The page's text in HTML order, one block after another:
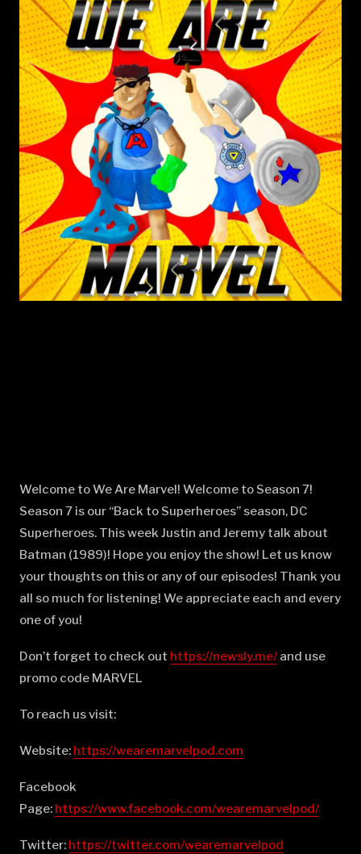
Welcome to We Are Marvel! Welcome to Season 7!
Season 7 is our “Back to Superheroes” season, DC
Superheroes. This week Justin and Jeremy talk about
Batman (1989)! Hope you enjoy the show! Let us know
your thoughts on this or any of our episodes! Thank you
all so much for listening! We appreciate each and every
one of you!
Don’t forget to check out ⁠⁠⁠⁠⁠⁠⁠⁠⁠⁠⁠⁠⁠⁠⁠⁠⁠⁠⁠⁠⁠⁠⁠⁠⁠⁠⁠⁠⁠⁠⁠⁠⁠⁠⁠⁠⁠⁠⁠⁠⁠⁠⁠⁠⁠⁠⁠⁠⁠⁠⁠⁠⁠⁠⁠⁠⁠⁠⁠⁠⁠⁠⁠⁠https://newsly.me/⁠⁠⁠⁠⁠⁠⁠⁠⁠⁠⁠⁠⁠⁠⁠⁠⁠⁠⁠⁠⁠⁠⁠⁠⁠⁠⁠⁠⁠⁠⁠⁠⁠⁠⁠⁠⁠⁠⁠⁠⁠⁠⁠⁠⁠⁠⁠⁠⁠⁠⁠⁠⁠⁠⁠⁠⁠⁠⁠⁠⁠⁠⁠⁠ and use
promo code MARVEL
To reach us visit:
Website: ⁠⁠⁠⁠⁠⁠⁠⁠⁠⁠⁠⁠⁠⁠⁠⁠⁠⁠⁠⁠⁠⁠⁠⁠⁠⁠⁠⁠⁠⁠⁠⁠⁠⁠⁠⁠⁠⁠⁠⁠⁠⁠⁠⁠⁠⁠⁠⁠⁠⁠⁠⁠⁠⁠⁠⁠⁠⁠⁠⁠⁠⁠⁠⁠https://wearemarvelpod.com⁠⁠⁠⁠⁠⁠⁠⁠⁠⁠⁠⁠⁠⁠⁠⁠⁠⁠⁠⁠⁠⁠⁠⁠⁠⁠⁠⁠⁠⁠⁠⁠⁠⁠⁠⁠⁠⁠⁠⁠⁠⁠⁠⁠⁠⁠⁠⁠⁠⁠⁠⁠⁠⁠⁠⁠⁠⁠⁠⁠⁠⁠⁠⁠
Facebook
Page: ⁠⁠⁠⁠⁠⁠⁠⁠⁠⁠⁠⁠⁠⁠⁠⁠⁠⁠⁠⁠⁠⁠⁠⁠⁠⁠⁠⁠⁠⁠⁠⁠⁠⁠⁠⁠⁠⁠⁠⁠⁠⁠⁠⁠⁠⁠⁠⁠⁠⁠⁠⁠⁠⁠⁠⁠⁠⁠⁠⁠⁠⁠⁠⁠https://www.facebook.com/wearemarvelpod/⁠⁠⁠⁠⁠⁠⁠⁠⁠⁠⁠⁠⁠⁠⁠⁠⁠⁠⁠⁠⁠⁠⁠⁠⁠⁠⁠⁠⁠⁠⁠⁠⁠⁠⁠⁠⁠⁠⁠⁠⁠⁠⁠⁠⁠⁠⁠⁠⁠⁠⁠⁠⁠⁠⁠⁠⁠⁠⁠⁠⁠⁠⁠⁠
Twitter: ⁠⁠⁠⁠⁠⁠⁠⁠⁠⁠⁠⁠⁠⁠⁠⁠⁠⁠⁠⁠⁠⁠⁠⁠⁠⁠⁠⁠⁠⁠⁠⁠⁠⁠⁠⁠⁠⁠⁠⁠⁠⁠⁠⁠⁠⁠⁠⁠⁠⁠⁠⁠⁠⁠⁠⁠⁠⁠⁠⁠⁠⁠⁠⁠https://twitter.com/wearemarvelpod⁠⁠⁠⁠⁠⁠⁠⁠⁠⁠⁠⁠⁠⁠⁠⁠⁠⁠⁠⁠⁠⁠⁠⁠⁠⁠⁠⁠⁠⁠⁠⁠⁠⁠⁠⁠⁠⁠⁠⁠⁠⁠⁠⁠⁠⁠⁠⁠⁠⁠⁠⁠⁠⁠⁠⁠⁠⁠⁠⁠⁠⁠⁠⁠